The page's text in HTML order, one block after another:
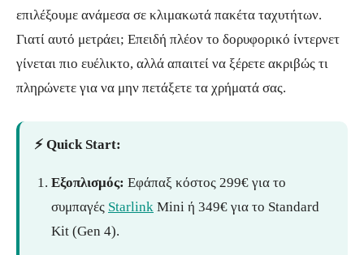
επιλέξουμε ανάμεσα σε κλιμακωτά πακέτα ταχυτήτων.
Γιατί αυτό μετράει; Επειδή πλέον το δορυφορικό ίντερνετ
γίνεται πιο ευέλικτο, αλλά απαιτεί να ξέρετε ακριβώς τι
πληρώνετε για να μην πετάξετε τα χρήματά σας.
⚡ Quick Start:
Εξοπλισμός: Εφάπαξ κόστος 299€ για το
συμπαγές Starlink Mini ή 349€ για το Standard
Kit (Gen 4).